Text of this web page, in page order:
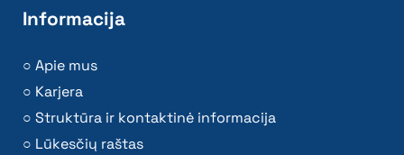
Informacija
Apie mus
Karjera
Struktūra ir kontaktinė informacija
Lūkesčių raštas